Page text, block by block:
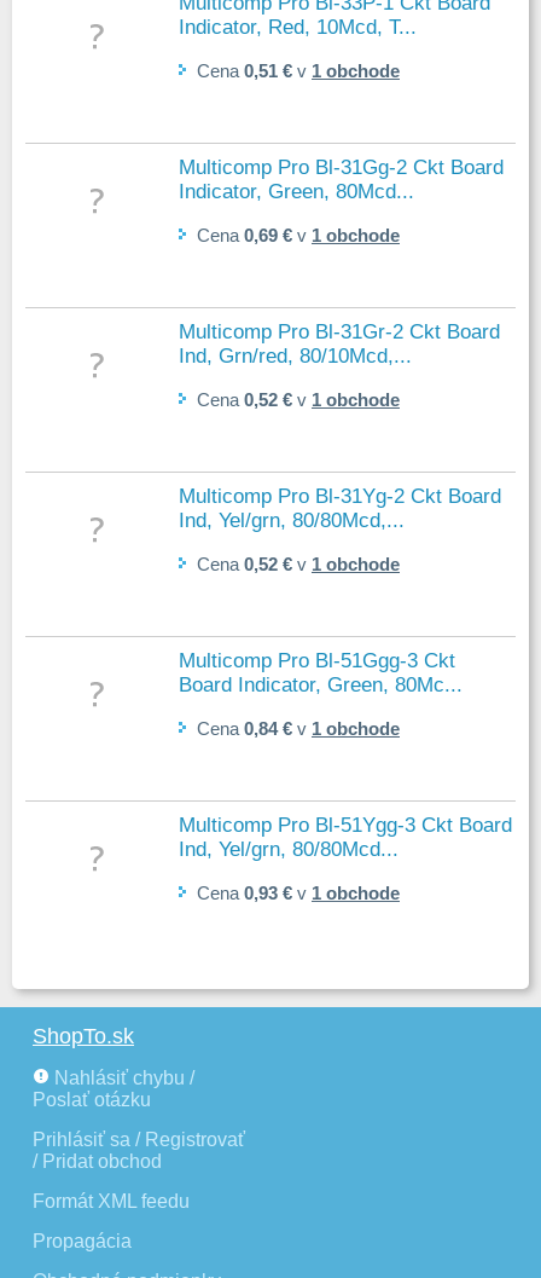
Indicator, Red, 10Mcd, T...
Cena 0,51 € v 1 obchode
Multicomp Pro Bl-31Gg-2 Ckt Board
Indicator, Green, 80Mcd...
Cena 0,69 € v 1 obchode
Multicomp Pro Bl-31Gr-2 Ckt Board
Ind, Grn/red, 80/10Mcd,...
Cena 0,52 € v 1 obchode
Multicomp Pro Bl-31Yg-2 Ckt Board
Ind, Yel/grn, 80/80Mcd,...
Cena 0,52 € v 1 obchode
Multicomp Pro Bl-51Ggg-3 Ckt
Board Indicator, Green, 80Mc...
Cena 0,84 € v 1 obchode
Multicomp Pro Bl-51Ygg-3 Ckt Board
Ind, Yel/grn, 80/80Mcd...
Cena 0,93 € v 1 obchode
ShopTo.sk
Nahlásiť chybu /
Poslať otázku
Prihlásiť sa / Registrovať
/ Pridat obchod
Formát XML feedu
Propagácia